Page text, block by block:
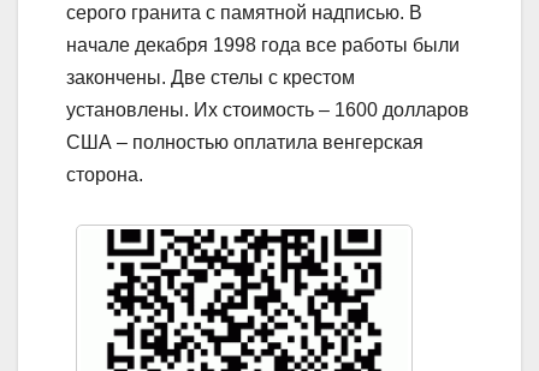
серого гранита с памятной надписью. В
начале декабря 1998 года все работы были
закончены. Две стелы с крестом
установлены. Их стоимость – 1600 долларов
США – полностью оплатила венгерская
сторона.